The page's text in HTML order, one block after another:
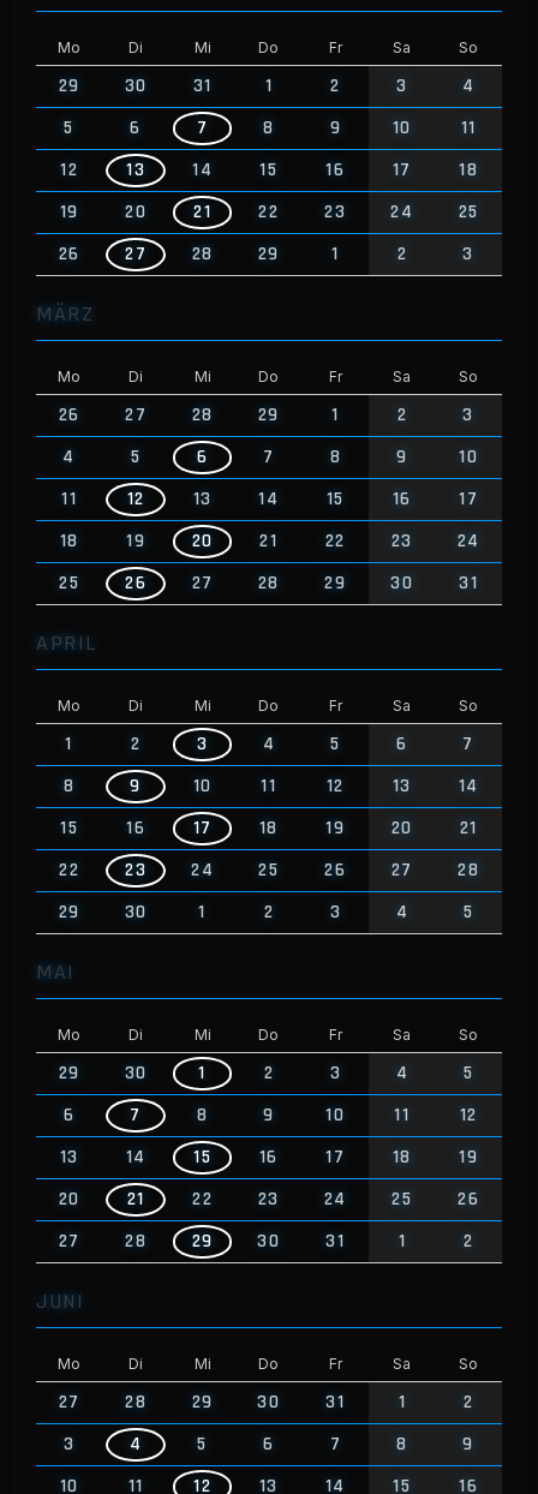
Mo Di Mi Do Fr Sa So
29 30 31 1 2 3
4
5
6 7 8 9 10
11
12
13 14 15 16 17
18
19
20 21 22 23 24
25
26
27 28 29 1 2 3
MÄRZ
Mo Di Mi Do Fr Sa So
26 27 28 29 1 2
3
4
5 6 7 8 9
10
11
12 13 14 15 16
17
18
19 20 21 22 23
24
25
26 27 28 29 30 31
APRIL
Mo Di Mi Do Fr Sa So
1 2 3 4 5 6
7
8
9 10 11 12 13
14
15
16 17 18 19 20
21
22
23 24 25 26 27
28
29
30 1 2 3 4 5
MAI
Mo Di Mi Do Fr Sa So
29 30 1 2 3 4
5
6
7 8 9 10 11
12
13
14 15 16 17 18
19
20
21 22 23 24 25
26
27
28 29 30 31 1 2
JUNI
Mo Di Mi Do Fr Sa So
27 28 29 30 31 1
2
3
4 5 6 7 8
9
10
11 12 13 14 15 16